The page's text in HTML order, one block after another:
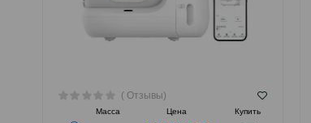
( Отзывы)
Масса Цена
Купить